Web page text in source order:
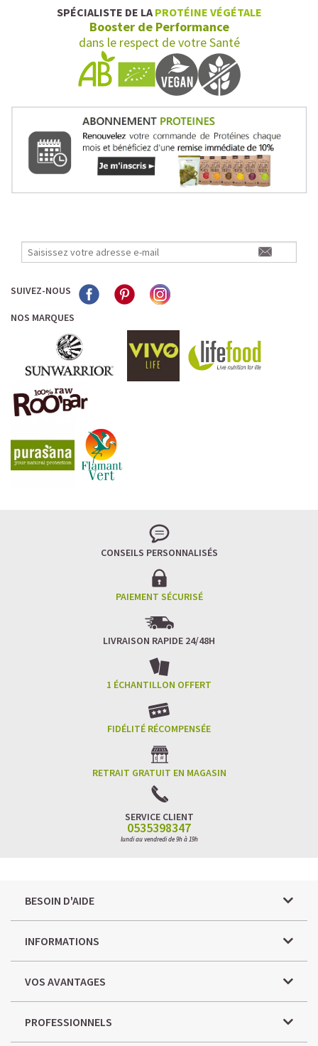
SPÉCIALISTE DE LA PROTÉINE VÉGÉTALE
Booster de Performance
dans le respect de votre Santé
SUIVEZ-NOUS
NOS MARQUES
CONSEILS PERSONNALISÉS
PAIEMENT SÉCURISÉ
LIVRAISON RAPIDE 24/48H
1 ÉCHANTILLON OFFERT
FIDÉLITÉ RÉCOMPENSÉE
RETRAIT GRATUIT EN MAGASIN
SERVICE CLIENT
0535398347
lundi au vendredi de 9h à 19h
BESOIN D'AIDE
INFORMATIONS
VOS AVANTAGES
PROFESSIONNELS